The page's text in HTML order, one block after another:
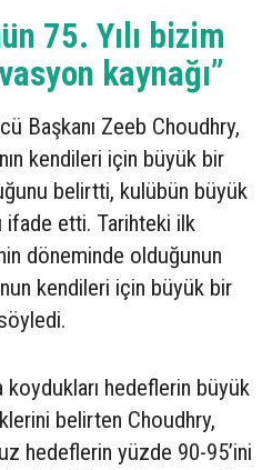
75. Yılı bizim
kaynağı”
Başkanı Zeeb Choudhry,
kendileri için büyük bir
belirtti, kulübün büyük
ifade etti. Tarihteki ilk
döneminde olduğunun
kendileri için büyük bir
hedeflerin büyük
belirten Choudhry,
hedeflerin yüzde 90-95’ini